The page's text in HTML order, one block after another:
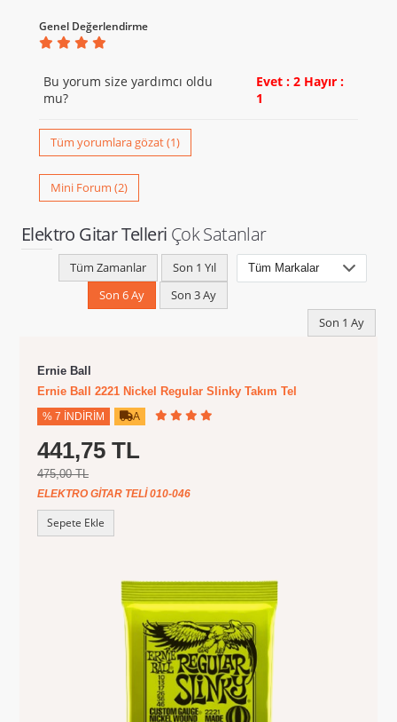
Genel Değerlendirme
Bu yorum size yardımcı oldu
mu?
Evet : 2 Hayır :
1
Tüm yorumlara gözat (1)
Mini Forum (2)
Elektro Gitar Telleri Çok Satanlar
Tüm Zamanlar
Son 1 Yıl
Son 6 Ay
Son 3 Ay
Son 1 Ay
Ernie Ball
Ernie Ball 2221 Nickel Regular Slinky Takım Tel
% 7 İNDIRIM A
441,75 TL
475,00 TL
ELEKTRO GITAR TELI 010-046
Sepete Ekle